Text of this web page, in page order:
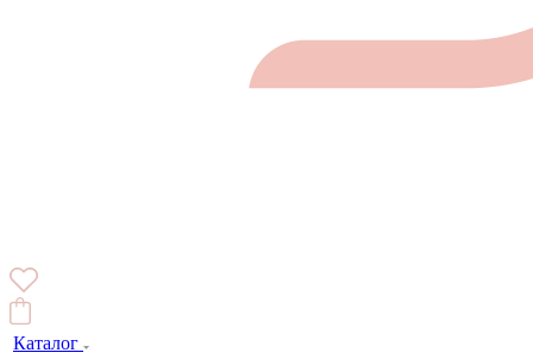
Каталог